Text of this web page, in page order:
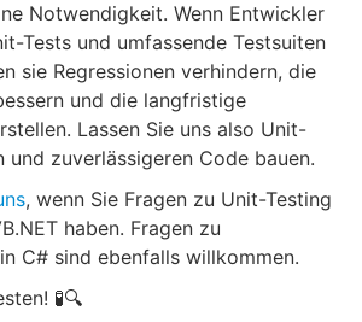
Notwendigkeit. Wenn Entwickler
Tests und umfassende Testsuiten
sie Regressionen verhindern, die
und die langfristige
Lassen Sie uns also Unit-
und zuverlässigeren Code bauen.
, wenn Sie Fragen zu Unit-Testing
haben. Fragen zu
C# sind ebenfalls willkommen.
🧪🔍